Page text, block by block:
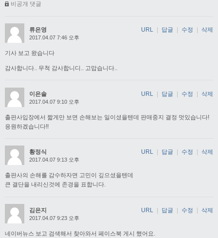
비공개 댓글
류은영
2017.04.07 7:46 오후
기사 보고 왔습니다
감사합니다.. 무척 감사합니디.. 고맙습니다..
URL 답글 수정 삭제
이은솔
2017.04.07 9:10 오후
출판사입장에서 짧게만 보면 손해보는 일이셨을텐데 판매중지 결정 멋있습니다!
응원하겠습니다!!
URL | 답글 | 수정 | 삭제
황정식
2017.04.07 9:13 오후
출판사의 손해를 감수하자면 고민이 깊으셨을텐데
큰 결단을 내리신것에 존경을 표합니다.
URL 답글 수정 삭제
김은지
2017.04.07 9:23 오후
네이버뉴스 보고 검색해서 찾아와서 페이스북 게시 했어요.
URL 답글 수정 삭제